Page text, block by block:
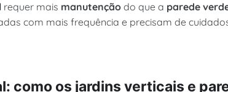
requer mais manutençãodo que a parede
com mais frequência e precisam de
como os jardins verticais e